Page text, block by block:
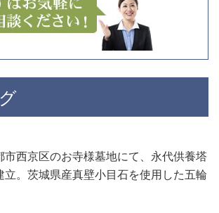
市西京区のお寺様墓地にて、永代供養塔
立。茨城県産真壁小目石を使用した五輪